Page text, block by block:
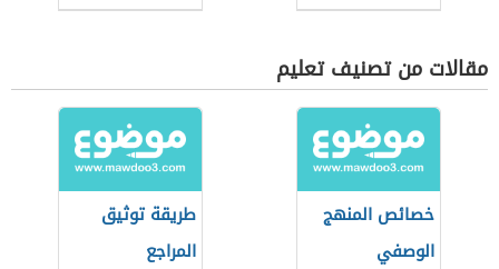
مقالات من تصنيف تعليم
خصائص المنهج
الوصفي
طريقة توثيق
المراجع